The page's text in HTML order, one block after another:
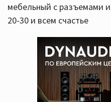
мебельный с разъемами
20-30 и всем счастье